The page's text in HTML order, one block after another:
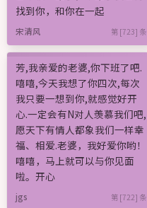
找到你，和你在一起
宋清风 第 [723] 条
芳,我亲爱的老婆,你下班了吧.
嘻嘻,今天我想了你四次,每次
我只要一想到你,就感觉好开
心.一定会有N对人羡慕我们吧,
愿天下有情人都象我们一样幸
福、相爱.老婆，我好爱你哟！
嘻嘻，马上就可以与你见面
啦。开心
jgs 第 [722] 条